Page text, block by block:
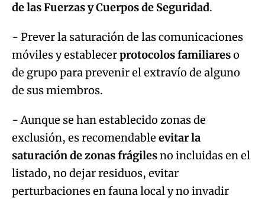
de las Fuerzas y Cuerpos de Seguridad.
- Prever la saturación de las comunicaciones
móviles y establecerprotocolos familiareso
de grupo para prevenir el extravío de alguno
de sus miembros.
- Aunque se han establecido zonas de
exclusión, es recomendable evitar la
saturación de zonas frágilesno incluidas en el
listado, no dejar residuos, evitar
perturbaciones en fauna local y no invadir